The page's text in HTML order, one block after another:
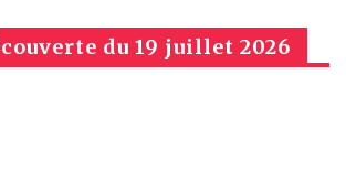
du 19 juillet 2026